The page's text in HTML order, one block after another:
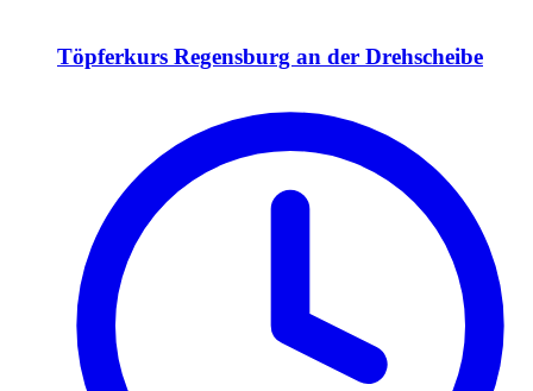
Töpferkurs Regensburg an der Drehscheibe